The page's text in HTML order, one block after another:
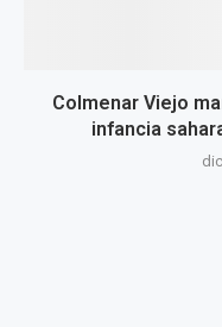
Colmenar Viejo
infancia